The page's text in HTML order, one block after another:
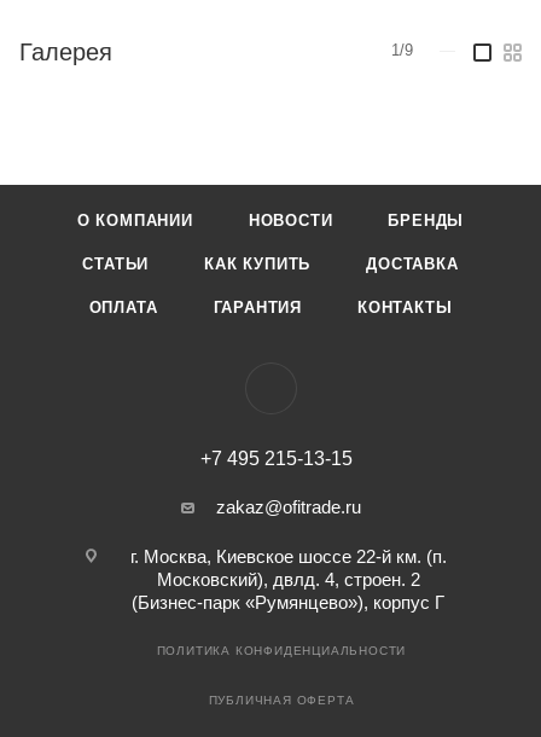
Галерея 1/9
О КОМПАНИИ НОВОСТИ БРЕНДЫ
СТАТЬИ КАК КУПИТЬ ДОСТАВКА
ОПЛАТА ГАРАНТИЯ КОНТАКТЫ
+7 495 215-13-15
zakaz@ofitrade.ru
г. Москва, Киевское шоссе 22-й км. (п.
Московский), двлд. 4, строен. 2
(Бизнес-парк «Румянцево»), корпус Г
ПОЛИТИКА КОНФИДЕНЦИАЛЬНОСТИ
ПУБЛИЧНАЯ ОФЕРТА